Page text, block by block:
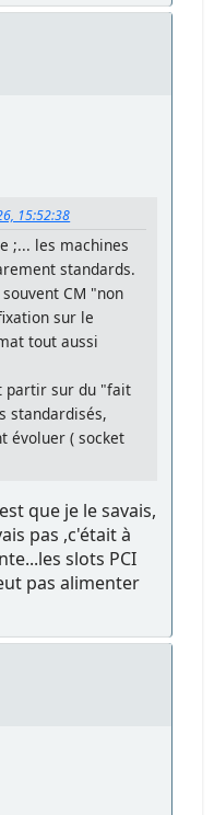
15:52:38
;... les machines
standards.
CM "non
sur le
tout aussi
partir sur du "fait
standardisés,
évoluer ( socket
que je le savais,
pas ,c'était à
slots PCI
pas alimenter